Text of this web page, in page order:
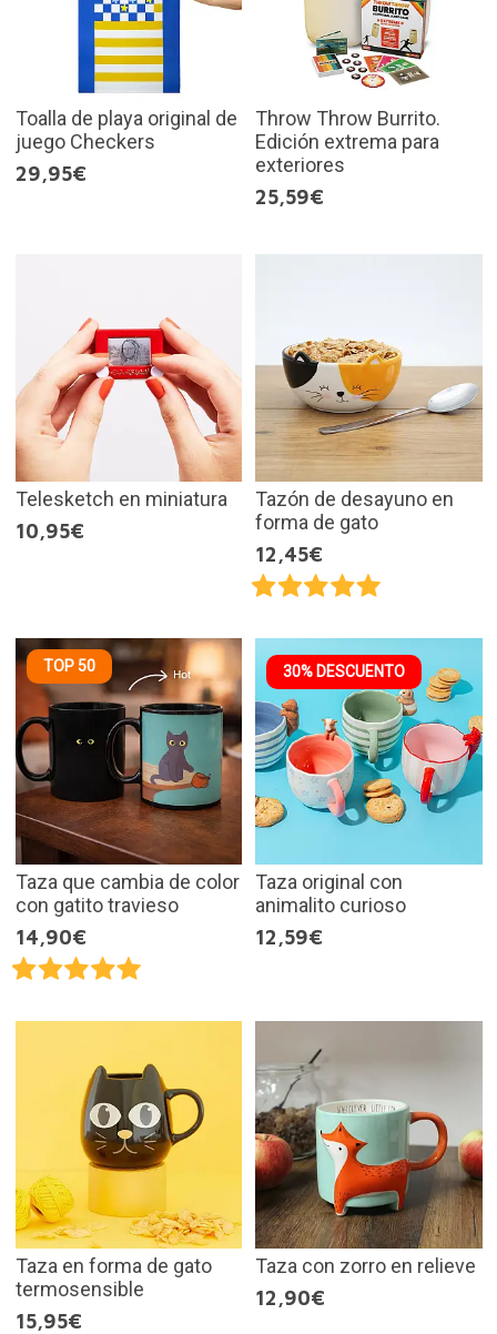
Toalla de playa original de
juego Checkers
29,95€
Throw Throw Burrito.
Edición extrema para
exteriores
25,59€
Telesketch en miniatura
10,95€
Tazón de desayuno en
forma de gato
12,45€
TOP 50
Taza que cambia de color
con gatito travieso
14,90€
30% DESCUENTO
Taza original con
animalito curioso
12,59€
Taza en forma de gato
termosensible
15,95€
Taza con zorro en relieve
12,90€